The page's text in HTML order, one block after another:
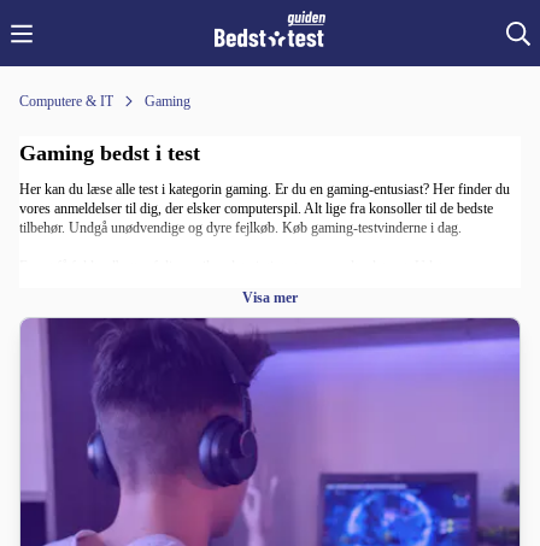
Computere & IT Gaming
Gaming bedst i test
Her kan du læse alle test i kategorin gaming. Er du en gaming-entusiast? Her finder du
vores anmeldelser til dig, der elsker computerspil. Alt lige fra konsoller til de bedste
tilbehør. Undgå unødvendige og dyre fejlkøb. Køb gaming-testvinderne i dag.
gaming-pc eller konsol. Det er trods alt her, det hele begynder, og de øvrige tilbehør kan
komme senere.
Grunden til, at det er vigtigt med en god gaming-pc/konsol, skyldes, at nutidens spil
konstant bliver mere avancerede og kræver mere computerkraft. Da spil fortsætter med
at kræve mere computerkraft, er det derfor vigtigt, at du får fat i en gaming-pc, der er
klar til fremtidens præstationskrav.
Det, du har brug for for at få fuldt udbytte af dine spil, er først og fremmest et godt
grafikkort, tilstrækkelig intern hukommelse og en hurtig processor. Det kan være svært
at finde en gaming-pc, der opfylder disse krav, på egen hånd. For at gøre det lettere har
vi udført tests af blandt andet gaming-pc'er, spilkonsoller og gaming-headsets, så du
slipper for at lede selv og risikere at lave dårlige og dyre fejlkøb.
Visa mer